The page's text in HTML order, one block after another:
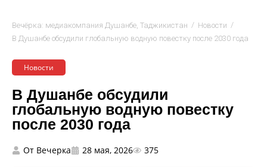
Вечёрка: медиакомпания Душанбе, Таджикистан / Новости /
В Душанбе обсудили глобальную водную повестку после 2030 года
Новости
В Душанбе обсудили
глобальную водную повестку
после 2030 года
От Вечерка 28 мая, 2026 375